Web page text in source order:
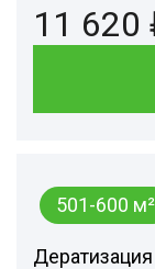
11 620
501-600 м²